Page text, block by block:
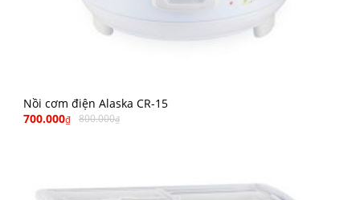
Nồi cơm điện Alaska CR-15
700.000₫ 800.000₫